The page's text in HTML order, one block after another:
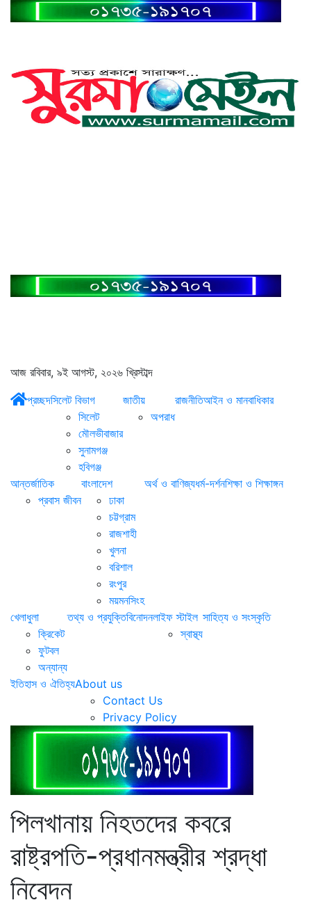
আজ রবিবার, ৯ই আগস্ট, ২০২৬ খ্রিস্টাব্দ
প্রচ্ছদসিলেট বিভাগ
সিলেট
মৌলভীবাজার
সুনামগঞ্জ
হবিগঞ্জ
জাতীয়
অপরাধ
রাজনীতিআইন ও মানবাধিকার
আন্তর্জাতিক
প্রবাস জীবন
বাংলাদেশ
ঢাকা
চট্টগ্রাম
রাজশাহী
খুলনা
বরিশাল
রংপুর
ময়মনসিংহ
অর্থ ও বাণিজ্যধর্ম-দর্শনশিক্ষা ও শিক্ষাঙ্গন
খেলাধুলা
ক্রিকেট
ফুটবল
অন্যান্য
তথ্য ও প্রযুক্তিবিনোদনলাইফ স্টাইল
স্বাস্থ্য
সাহিত্য ও সংস্কৃতি
ইতিহাস ও ঐতিহ্যAbout us
Contact Us
Privacy Policy
পিলখানায় নিহতদের কবরে
রাষ্ট্রপতি-প্রধানমন্ত্রীর শ্রদ্ধা
নিবেদন